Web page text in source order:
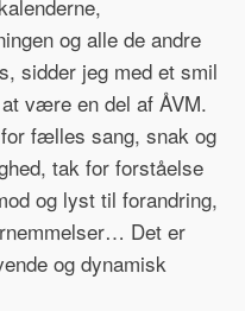
og alle de andre
sidder jeg med et smil
være en del af ÅVM.
fælles sang, snak og
tak for forståelse
og lyst til forandring,
Det er
og dynamisk